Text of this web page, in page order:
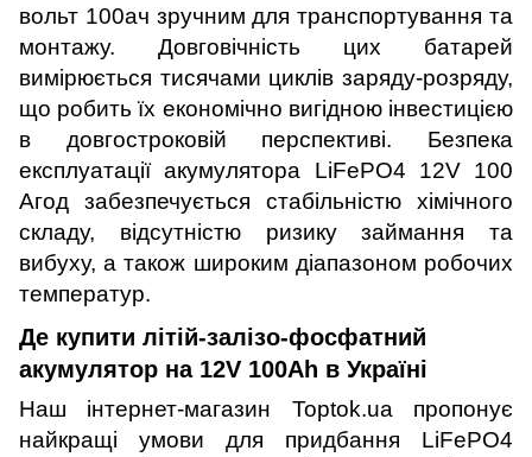
вольт 100ач зручним для транспортування та
монтажу. Довговічність цих батарей
вимірюється тисячами циклів заряду-розряду,
що робить їх економічно вигідною інвестицією
в довгостроковій перспективі. Безпека
експлуатації акумулятора LiFePO4 12V 100
Агод забезпечується стабільністю хімічного
складу, відсутністю ризику займання та
вибуху, а також широким діапазоном робочих
температур.
Де купити літій-залізо-фосфатний
акумулятор на 12V 100Ah в Україні
Наш інтернет-магазин Toptok.uaпропонує
найкращі умови для придбання LiFePO4